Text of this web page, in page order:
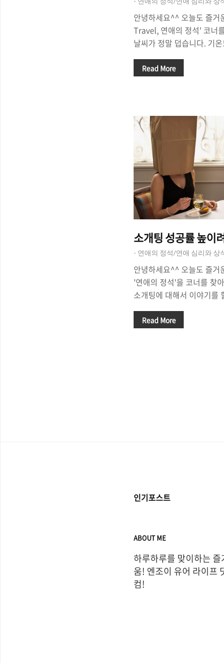
안녕하세요^^ 오늘도 즐
Travel, 연애의 정석' 코너
날씨가 정말 덥습니다. 기
온도가 높은 날씨는 데이
빠'라고 하는 사람들이 있
게 호감을 가지기도 합니
닮은 남자'를 좋아하는 걸
더라도, 여자들이 '아빠 닮
끌리는 것은 인정할 수 밖..
Read More
소개팅 성공률 높이
- 연애의 정석/연애 심리와 상
안녕하세요^^ 오늘도 즐거
'연애의 정석'을 코너를 찾
소개팅에 대해서 이야기를
서 마음에 드는 사람을 만
춰봐'라는 말을 하기도 합
Read More
인기포스트
ABOUT ME
하루하루를 맞이하는 즐
움! 엔조이 유어 라이프
컴!